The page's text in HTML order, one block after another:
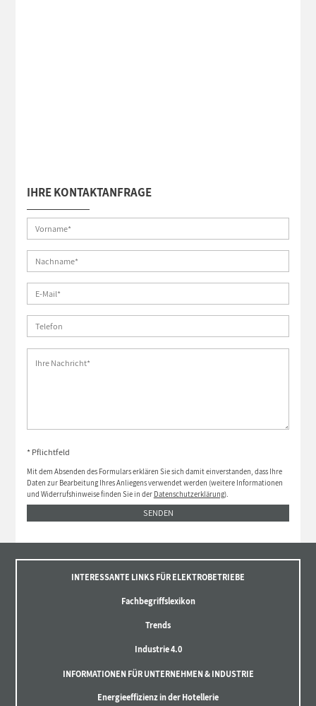
IHRE KONTAKTANFRAGE
* Pflichtfeld
Mit dem Absenden des Formulars erklären Sie sich damit einverstanden, dass Ihre
Daten zur Bearbeitung Ihres Anliegens verwendet werden (weitere Informationen
und Widerrufshinweise finden Sie in der Datenschutzerklärung).
SENDEN
INTERESSANTE LINKS FÜR ELEKTROBETRIEBE
Fachbegriffslexikon
Trends
Industrie 4.0
INFORMATIONEN FÜR UNTERNEHMEN & INDUSTRIE
Energieeffizienz in der Hotellerie